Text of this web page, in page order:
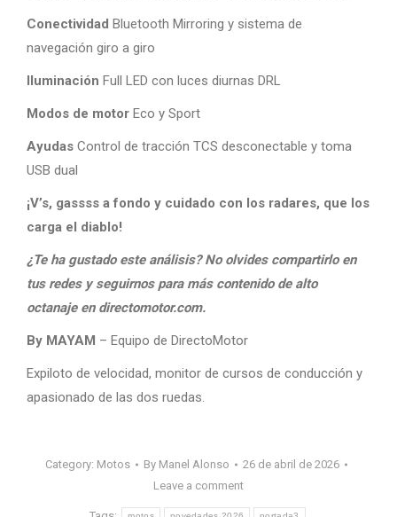
Conectividad Bluetooth Mirroring y sistema de
navegación giro a giro
Iluminación Full LED con luces diurnas DRL
Modos de motor Eco y Sport
Ayudas Control de tracción TCS desconectable y toma
USB dual
¡V’s, gassss a fondo y cuidado con los radares, que los
carga el diablo!
¿Te ha gustado este análisis? No olvides compartirlo en
tus redes y seguirnos para más contenido de alto
octanaje en directomotor.com.
By MAYAM – Equipo de DirectoMotor
Expiloto de velocidad, monitor de cursos de conducción y
apasionado de las dos ruedas.
Category: Motos By Manel Alonso
26 de abril de 2026
Leave a comment